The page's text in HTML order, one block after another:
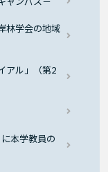
林学会の地域
アル」（第2
本学教員の